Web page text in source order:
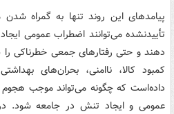
پیامدهای این روند تنها به گمراه
تأییدنشده می‌توانند اضطراب عمومی
دهند و حتی رفتارهای جمعی خطرناکی را
کمبود کالا، ناامنی، بحران‌های
داده‌است که چگونه می‌تواند موجب هجوم
عمومی و ایجاد تنش در جامعه شود.